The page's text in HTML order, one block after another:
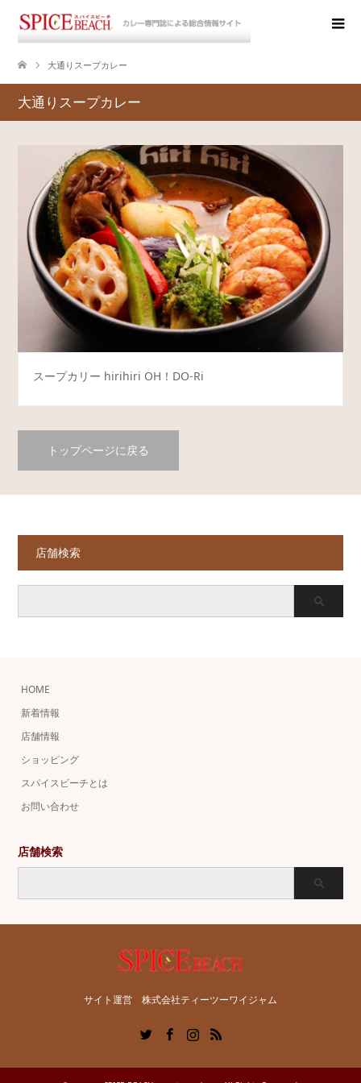
大通りスープカレー
大通りスープカレー
スープカリー hirihiri OH！DO-Ri
トップページに戻る
店舗検索
HOME
新着情報
店舗情報
ショッピング
スパイスビーチとは
お問い合わせ
店舗検索
サイト運営 株式会社ティーツーワイジャム
RSS